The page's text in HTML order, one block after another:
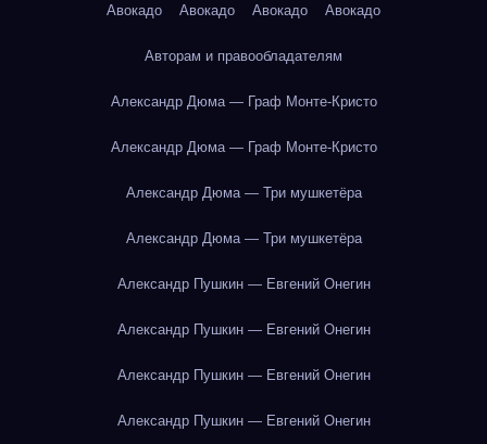
Авокадо Авокадо Авокадо Авокадо
Авторам и правообладателям
Александр Дюма — Граф Монте-Кристо
Александр Дюма — Граф Монте-Кристо
Александр Дюма — Три мушкетёра
Александр Дюма — Три мушкетёра
Александр Пушкин — Евгений Онегин
Александр Пушкин — Евгений Онегин
Александр Пушкин — Евгений Онегин
Александр Пушкин — Евгений Онегин